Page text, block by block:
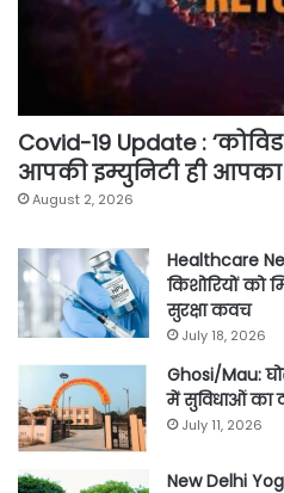
Covid-19 Update :
आपकी इम्युनिटी ही
August 2, 2026
Healthcare
किशोरियों को
सुरक्षा कवच
July 18, 2026
Ghosi/Mau:
में सुविधाओं का
July 11, 2026
New Delhi